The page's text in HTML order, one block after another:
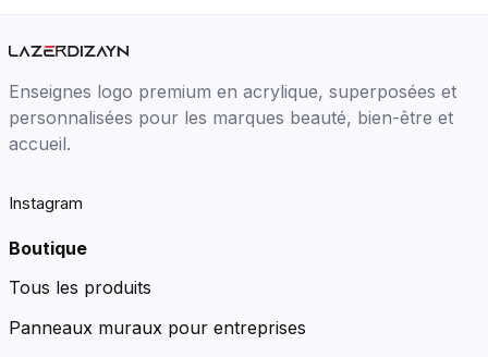
Enseignes logo premium en acrylique, superposées et
personnalisées pour les marques beauté, bien-être et
accueil.
Instagram
Boutique
Tous les produits
Panneaux muraux pour entreprises